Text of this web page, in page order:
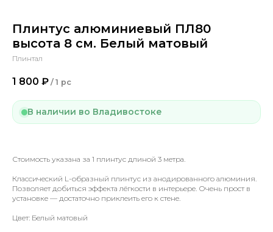
Плинтус алюминиевый ПЛ80
высота 8 см. Белый матовый
Плинтал
1 800 ₽ / 1 pc
В наличии во Владивостоке
Стоимость указана за 1 плинтус длиной 3 метра.
Классический L-образный плинтус из анодированного алюминия.
Позволяет добиться эффекта лёгкости в интерьере. Очень прост в
установке — достаточно приклеить его к стене.
Цвет: Белый матовый